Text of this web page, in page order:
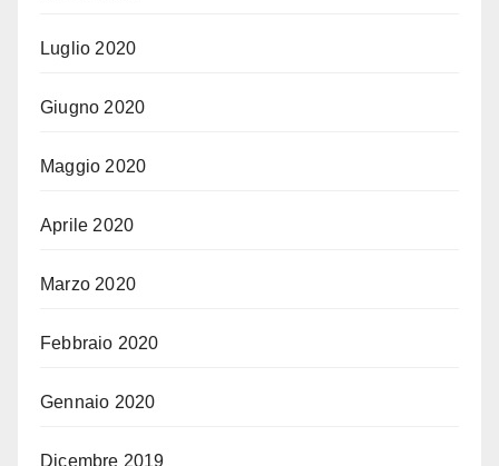
Luglio 2020
Giugno 2020
Maggio 2020
Aprile 2020
Marzo 2020
Febbraio 2020
Gennaio 2020
Dicembre 2019